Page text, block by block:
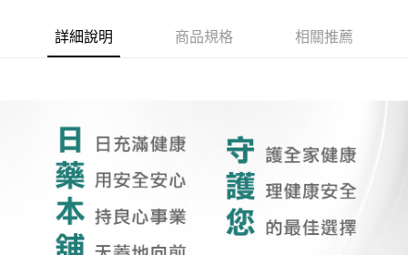
每筆NT$100，滿NT$399(含以上)免運費
詳細說明 商品規格 相關推薦